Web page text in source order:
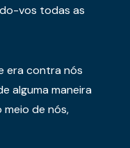
vos todas as
era contra nós
alguma maneira
de nós,